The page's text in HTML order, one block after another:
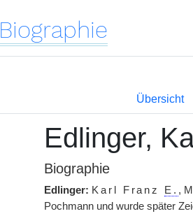
Biographie
Übersicht
Edlinger,
Biographie
Edlinger: Karl Franz E. ,
Pochmann und wurde später